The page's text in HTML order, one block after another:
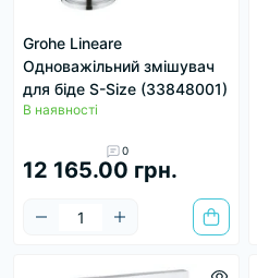
Grohe Lineare
Одноважільний змішувач
для біде S-Size (33848001)
В наявності
0
12 165.00 грн.